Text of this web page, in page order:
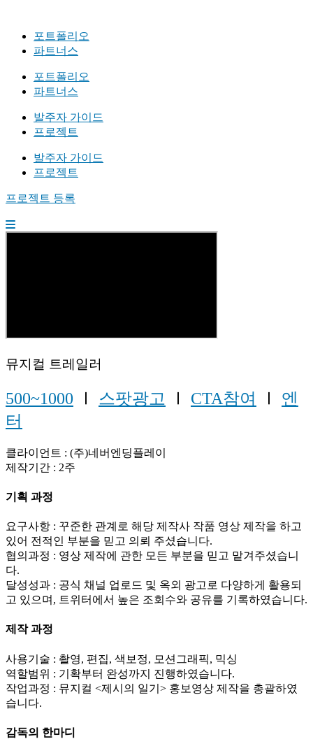
포트폴리오
파트너스
포트폴리오
파트너스
발주자 가이드
프로젝트
발주자 가이드
프로젝트
프로젝트 등록
뮤지컬 트레일러
500~1000 Ⅰ 스팟광고 Ⅰ CTA참여 Ⅰ 엔
터
클라이언트 : (주)네버엔딩플레이
제작기간 : 2주
기획 과정
요구사항 : 꾸준한 관계로 해당 제작사 작품 영상 제작을 하고
있어 전적인 부분을 믿고 의뢰 주셨습니다.
협의과정 : 영상 제작에 관한 모든 부분을 믿고 맡겨주셨습니
다.
달성성과 : 공식 채널 업로드 및 옥외 광고로 다양하게 활용되
고 있으며, 트위터에서 높은 조회수와 공유를 기록하였습니다.
제작 과정
사용기술 : 촬영, 편집, 색보정, 모션그래픽, 믹싱
역할범위 : 기확부터 완성까지 진행하였습니다.
작업과정 : 뮤지컬 <제시의 일기> 홍보영상 제작을 총괄하였
습니다.
감독의 한마디